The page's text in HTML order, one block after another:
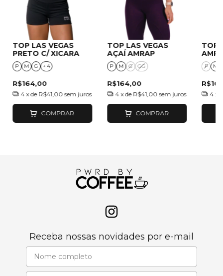
TOP LAS VEGAS
PRETO C/ XICARA
P M G + 4
R$164,00
4 x de R$41,00 sem juros
COMPRAR
TOP LAS VEGAS
AÇAÍ AMRAP
P M G GG
R$164,00
4 x de R$41,00 sem juros
COMPRAR
TOP
P M
4 x
Receba nossas novidades por e-mail